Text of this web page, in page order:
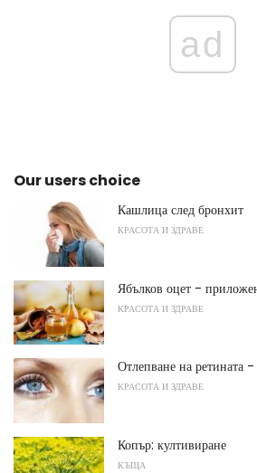
ad
Our users choice
Кашлица след бронхит
КРАСОТА И ЗДРАВЕ
Ябълков оцет -
КРАСОТА И ЗДРАВЕ
Отлепване на ретината
КРАСОТА И ЗДРАВЕ
Копър: култивиране
КЪЩА